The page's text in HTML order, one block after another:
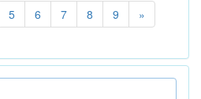
5 6 7 8 9 »